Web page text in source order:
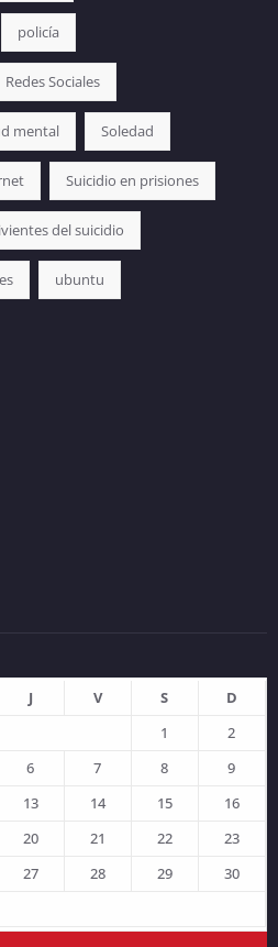
policía
Redes Sociales
mental Soledad
Suicidio en prisiones
del suicidio
ubuntu
J V S
D
1
2
6 7 8
9
13 14 15
16
20 21 22
23
27 28 29
30